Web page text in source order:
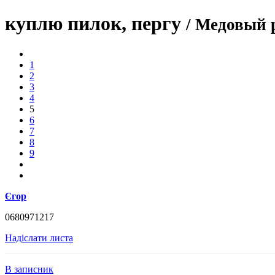
куплю пилок, пергу/ Медовый
1
2
3
4
5
6
7
8
9
Єгор
0680971217
Надіслати листа
В записник